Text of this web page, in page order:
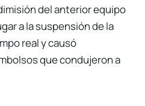
del anterior equipo
a la suspensión de la
real y causó
que condujeron a